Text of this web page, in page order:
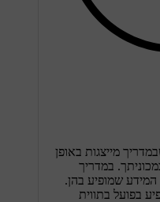
מייצגות באופן
במדריך
המידע שמופיע בהן.
בפועל בתווית